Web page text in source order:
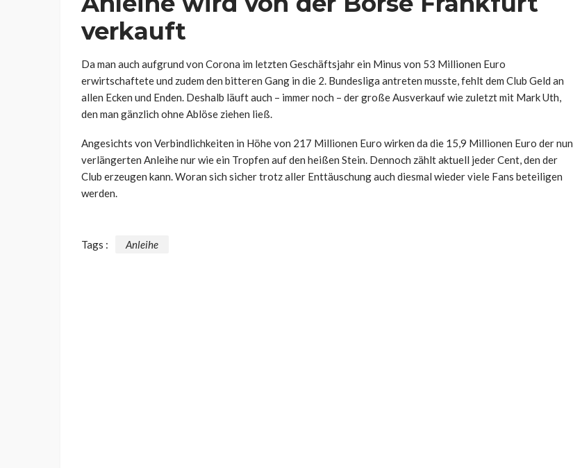
verkauft
Da man auch aufgrund von Corona im letzten Geschäftsjahr ein Minus von 53 Millionen Euro
erwirtschaftete und zudem den bitteren Gang in die 2. Bundesliga antreten musste, fehlt dem Club Geld an
allen Ecken und Enden. Deshalb läuft auch – immer noch – der große Ausverkauf wie zuletzt mit Mark Uth,
den man gänzlich ohne Ablöse ziehen ließ.
Angesichts von Verbindlichkeiten in Höhe von 217 Millionen Euro wirken da die 15,9 Millionen Euro der nun
verlängerten Anleihe nur wie ein Tropfen auf den heißen Stein. Dennoch zählt aktuell jeder Cent, den der
Club erzeugen kann. Woran sich sicher trotz aller Enttäuschung auch diesmal wieder viele Fans beteiligen
werden.
Tags : Anleihe